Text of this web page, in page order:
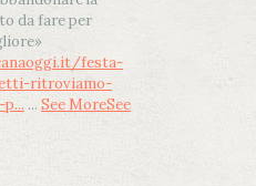
da fare per
festa-
ritroviamo-
... See MoreSee